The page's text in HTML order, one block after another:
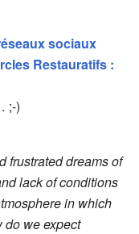
sociaux
Restauratifs :
;-)
frustrated dreams of
lack of conditions
in which
do we expect